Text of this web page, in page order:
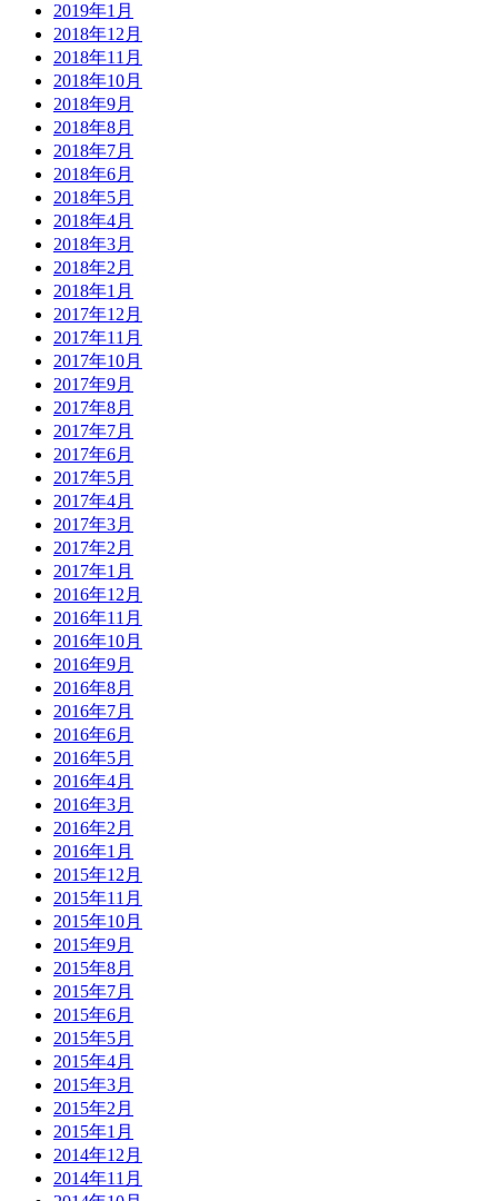
2019年1月
2018年12月
2018年11月
2018年10月
2018年9月
2018年8月
2018年7月
2018年6月
2018年5月
2018年4月
2018年3月
2018年2月
2018年1月
2017年12月
2017年11月
2017年10月
2017年9月
2017年8月
2017年7月
2017年6月
2017年5月
2017年4月
2017年3月
2017年2月
2017年1月
2016年12月
2016年11月
2016年10月
2016年9月
2016年8月
2016年7月
2016年6月
2016年5月
2016年4月
2016年3月
2016年2月
2016年1月
2015年12月
2015年11月
2015年10月
2015年9月
2015年8月
2015年7月
2015年6月
2015年5月
2015年4月
2015年3月
2015年2月
2015年1月
2014年12月
2014年11月